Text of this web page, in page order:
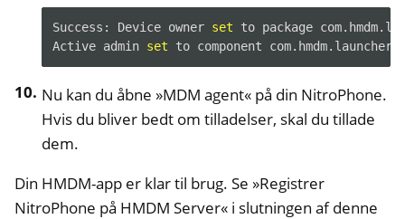
Success: Device owner set to package
Active admin set to component
Nu kan du åbne »MDM agent« på din NitroPhone.
Hvis du bliver bedt om tilladelser, skal du tillade
dem.
Din HMDM-app er klar til brug. Se »Registrer
NitroPhone på HMDM Server« i slutningen af denne